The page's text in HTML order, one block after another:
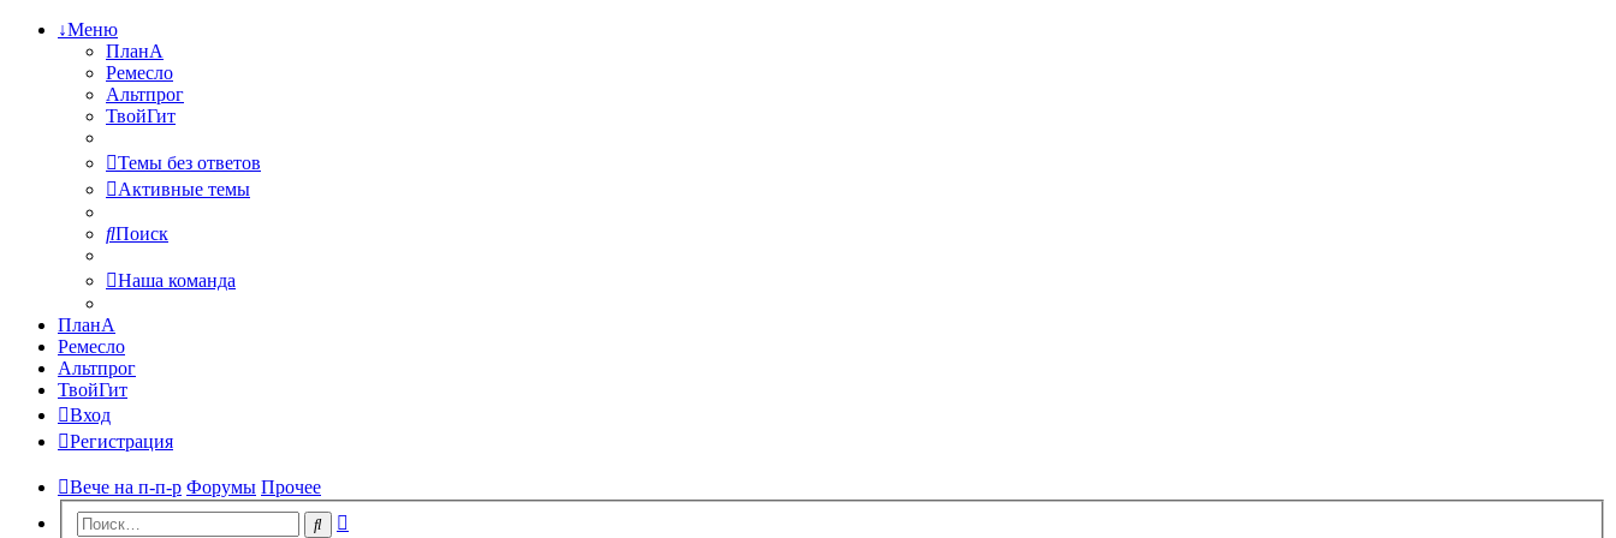
↓Меню
ПланА
Ремесло
Альтпрог
ТвойГит
Темы без ответов
Активные темы
Поиск
Наша команда
ПланА
Ремесло
Альтпрог
ТвойГит
Вход
Регистрация
Вече на п-п-р Форумы Прочее
Поиск